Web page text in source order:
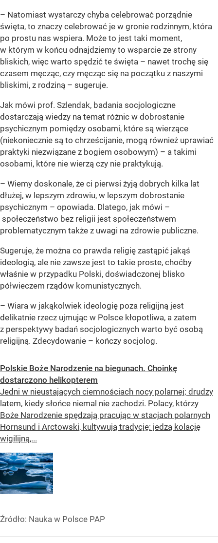
– Natomiast wystarczy chyba celebrować porządnie
święta, to znaczy celebrować je w gronie rodzinnym, która
po prostu nas wspiera. Może to jest taki moment,
w którym w końcu odnajdziemy to wsparcie ze strony
bliskich, więc warto spędzić te święta – nawet trochę się
czasem męcząc, czy męcząc się na początku z naszymi
bliskimi, z rodziną – sugeruje.
Jak mówi prof. Szlendak, badania socjologiczne
dostarczają wiedzy na temat różnic w dobrostanie
psychicznym pomiędzy osobami, które są wierzące
(niekoniecznie są to chrześcijanie, mogą również uprawiać
praktyki niezwiązane z bogiem osobowym) – a takimi
osobami, które nie wierzą czy nie praktykują.
– Wiemy doskonale, że ci pierwsi żyją dobrych kilka lat
dłużej, w lepszym zdrowiu, w lepszym dobrostanie
psychicznym – opowiada. Dlatego, jak mówi –
społeczeństwo bez religii jest społeczeństwem
problematycznym także z uwagi na zdrowie publiczne.
Sugeruje, że można co prawda religię zastąpić jakąś
ideologią, ale nie zawsze jest to takie proste, choćby
właśnie w przypadku Polski, doświadczonej blisko
półwieczem rządów komunistycznych.
– Wiara w jakąkolwiek ideologię poza religijną jest
delikatnie rzecz ujmując w Polsce kłopotliwa, a zatem
z perspektywy badań socjologicznych warto być osobą
religijną. Zdecydowanie – kończy socjolog.
Polskie Boże Narodzenie na biegunach. Choinkę
dostarczono helikopterem
Jedni w nieustających ciemnościach nocy polarnej; drudzy
latem, kiedy słońce niemal nie zachodzi. Polacy, którzy
Boże Narodzenie spędzają pracując w stacjach polarnych
Hornsund i Arctowski, kultywują tradycję: jedzą kolację
wigilijną,...
Źródło: Nauka w Polsce PAP